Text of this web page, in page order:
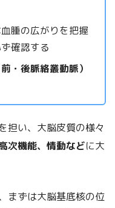
腫の広がりを把握
確認する
・後脈絡叢動脈）
担い、大脳皮質の様々
次機能、情動などに大
まずは大脳基底核の位